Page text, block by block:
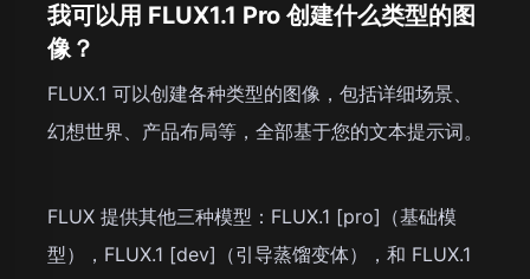
我可以用 FLUX1.1 Pro 创建什么类型的图
像？
FLUX.1 可以创建各种类型的图像，包括详细场景、
幻想世界、产品布局等，全部基于您的文本提示词。
FLUX 提供其他三种模型：FLUX.1 [pro]（基础模
型），FLUX.1 [dev]（引导蒸馏变体），和 FLUX.1